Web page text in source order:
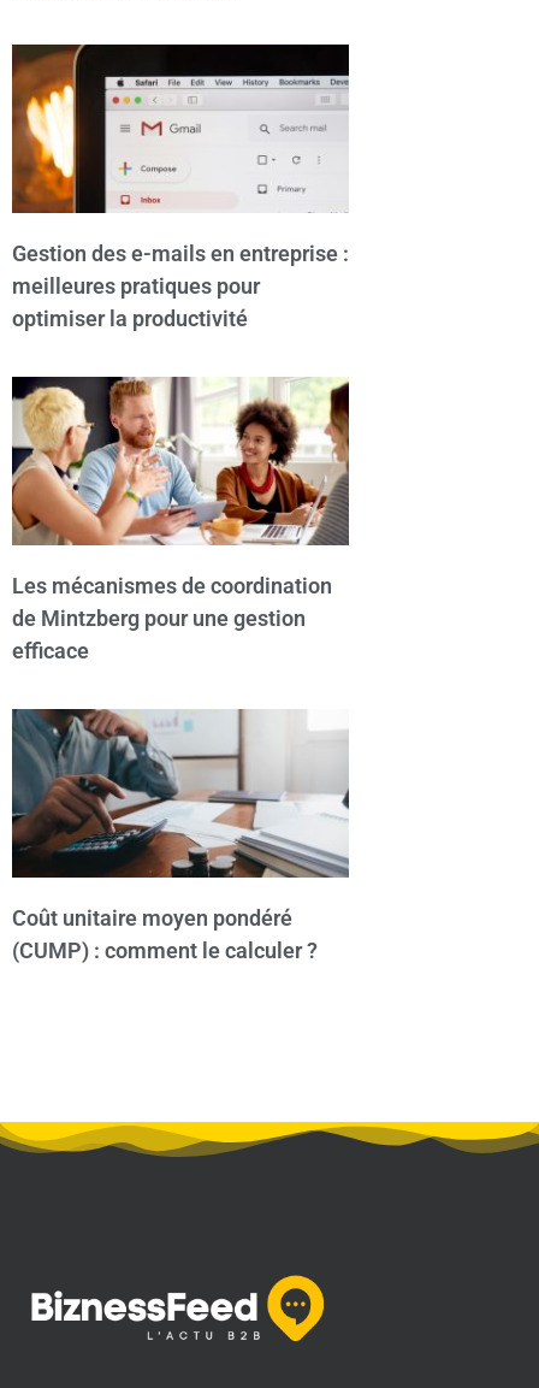
Gestion des e-mails en entreprise :
meilleures pratiques pour
optimiser la productivité
Les mécanismes de coordination
de Mintzberg pour une gestion
efficace
Coût unitaire moyen pondéré
(CUMP) : comment le calculer ?